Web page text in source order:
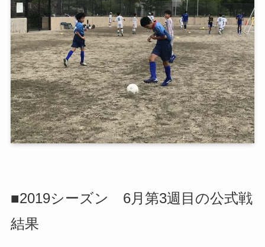
■2019シーズン 6月第3週目の公式戦
結果